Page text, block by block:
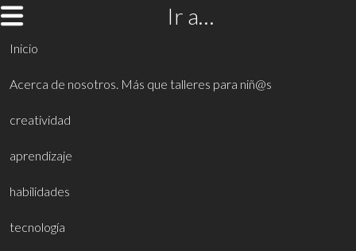
Ir a…
Inicio
Acerca de nosotros. Más que talleres para niñ@s
creatividad
aprendizaje
habilidades
tecnología